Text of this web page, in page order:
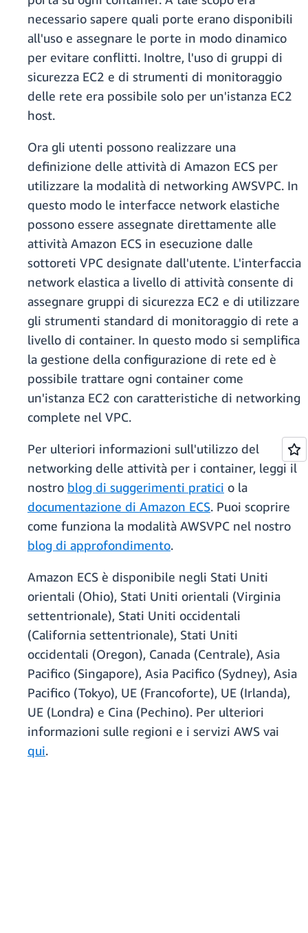
necessario sapere quali porte erano disponibili
all'uso e assegnare le porte in modo dinamico
per evitare conflitti. Inoltre, l'uso di gruppi di
sicurezza EC2 e di strumenti di monitoraggio
delle rete era possibile solo per un'istanza EC2
host.
Ora gli utenti possono realizzare una
definizione delle attività di Amazon ECS per
utilizzare la modalità di networking AWSVPC. In
questo modo le interfacce network elastiche
possono essere assegnate direttamente alle
attività Amazon ECS in esecuzione dalle
sottoreti VPC designate dall'utente. L'interfaccia
network elastica a livello di attività consente di
assegnare gruppi di sicurezza EC2 e di utilizzare
gli strumenti standard di monitoraggio di rete a
livello di container. In questo modo si semplifica
la gestione della configurazione di rete ed è
possibile trattare ogni container come
un'istanza EC2 con caratteristiche di networking
complete nel VPC.
Per ulteriori informazioni sull'utilizzo del
networking delle attività per i container, leggi il
nostro blog di suggerimenti pratici o la
documentazione di Amazon ECS. Puoi scoprire
come funziona la modalità AWSVPC nel nostro
blog di approfondimento.
Amazon ECS è disponibile negli Stati Uniti
orientali (Ohio), Stati Uniti orientali (Virginia
settentrionale), Stati Uniti occidentali
(California settentrionale), Stati Uniti
occidentali (Oregon), Canada (Centrale), Asia
Pacifico (Singapore), Asia Pacifico (Sydney), Asia
Pacifico (Tokyo), UE (Francoforte), UE (Irlanda),
UE (Londra) e Cina (Pechino). Per ulteriori
informazioni sulle regioni e i servizi AWS vai
qui.